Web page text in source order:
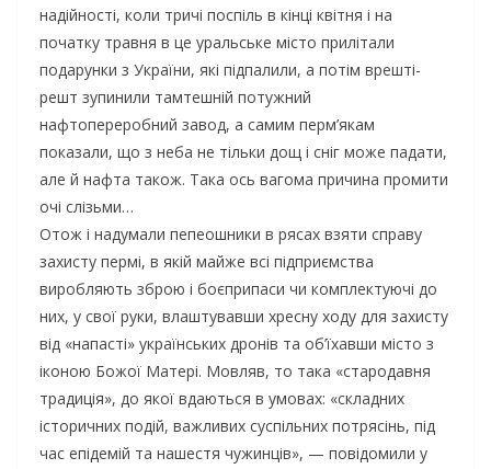
надійності, коли тричі поспіль в кінці квітня і на
початку травня в це уральське місто прилітали
подарунки з України, які підпалили, а потім врешті-
решт зупинили тамтешній потужний
нафтопереробний завод, а самим перм’якам
показали, що з неба не тільки дощ і сніг може падати,
але й нафта також. Така ось вагома причина промити
очі слізьми…
Отож і надумали пепеошники в рясах взяти справу
захисту пермі, в якій майже всі підприємства
виробляють зброю і боєприпаси чи комплектуючі до
них, у свої руки, влаштувавши хресну ходу для захисту
від «напасті» українських дронів та об’їхавши місто з
іконою Божої Матері. Мовляв, то така «стародавня
традиція», до якої вдаються в умовах: «складних
історичних подій, важливих суспільних потрясінь, під
час епідемій та нашестя чужинців», — повідомили у